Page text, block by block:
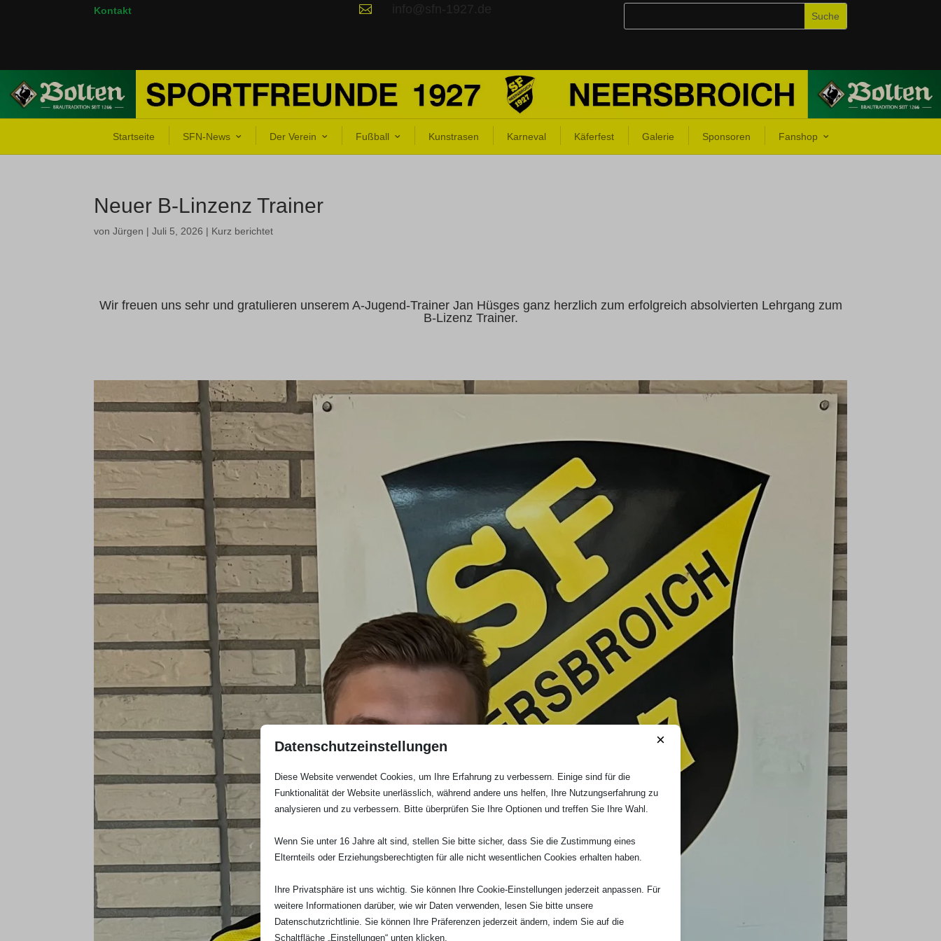
Kontakt 
Startseite SFN-News Der Verein Fußball Kunstrasen Karneval Käferfest Galerie Sponsoren Fanshop
Neuer B-Linzenz Trainer
vonJürgen |Juli 5, 2026 | Kurz berichtet
Wir freuen uns sehr und gratulieren unserem A-Jugend-Trainer Jan Hüsges ganz herzlich zum erfolgreich absolvierten Lehrgang zum
B-Lizenz Trainer.
Datenschutzeinstellungen ×
Diese Website verwendet Cookies, um Ihre Erfahrung zu verbessern. Einige sind für die
Funktionalität der Website unerlässlich, während andere uns helfen, Ihre Nutzungserfahrung zu
analysieren und zu verbessern. Bitte überprüfen Sie Ihre Optionen und treffen Sie Ihre Wahl.
Wenn Sie unter 16 Jahre alt sind, stellen Sie bitte sicher, dass Sie die Zustimmung eines
Elternteils oder Erziehungsberechtigten für alle nicht wesentlichen Cookies erhalten haben.
Ihre Privatsphäre ist uns wichtig. Sie können Ihre Cookie-Einstellungen jederzeit anpassen. Für
weitere Informationen darüber, wie wir Daten verwenden, lesen Sie bitte unsere
Datenschutzrichtlinie. Sie können Ihre Präferenzen jederzeit ändern, indem Sie auf die
Schaltfläche „Einstellungen“ unten klicken.